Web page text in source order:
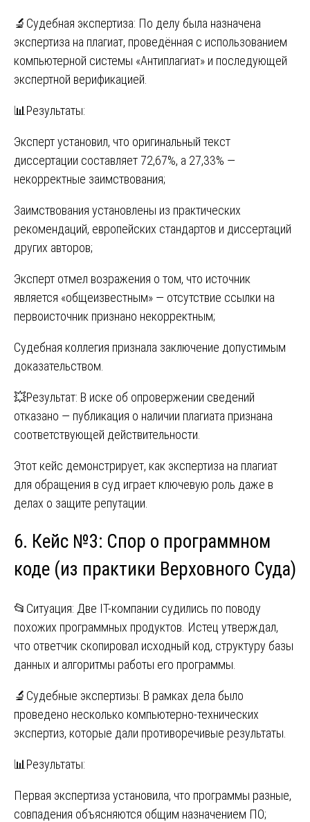
🔬Судебная экспертиза: По делу была назначена
экспертиза на плагиат, проведённая с использованием
компьютерной системы «Антиплагиат» и последующей
экспертной верификацией.
📊Результаты:
Эксперт установил, что оригинальный текст
диссертации составляет 72,67%, а 27,33% —
некорректные заимствования;
Заимствования установлены из практических
рекомендаций, европейских стандартов и диссертаций
других авторов;
Эксперт отмел возражения о том, что источник
является «общеизвестным» — отсутствие ссылки на
первоисточник признано некорректным;
Судебная коллегия признала заключение допустимым
доказательством.
💥Результат: В иске об опровержении сведений
отказано — публикация о наличии плагиата признана
соответствующей действительности.
Этот кейс демонстрирует, как экспертиза на плагиат
для обращения в суд играет ключевую роль даже в
делах о защите репутации.
6. Кейс №3: Спор о программном
коде (из практики Верховного Суда)
📂Ситуация: Две IT-компании судились по поводу
похожих программных продуктов. Истец утверждал,
что ответчик скопировал исходный код, структуру базы
данных и алгоритмы работы его программы.
🔬Судебные экспертизы: В рамках дела было
проведено несколько компьютерно-технических
экспертиз, которые дали противоречивые результаты.
📊Результаты:
Первая экспертиза установила, что программы разные,
совпадения объясняются общим назначением ПО;